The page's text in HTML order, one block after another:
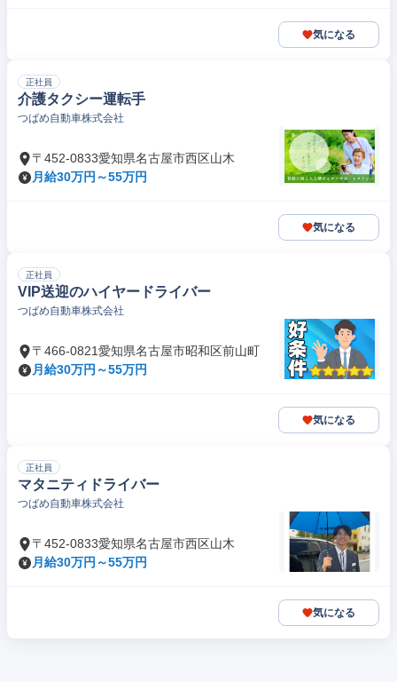
気になる
正社員
介護タクシー運転手
つばめ自動車株式会社
〒452-0833愛知県名古屋市西区山木
月給30万円～55万円
気になる
正社員
VIP送迎のハイヤードライバー
つばめ自動車株式会社
〒466-0821愛知県名古屋市昭和区前山町
月給30万円～55万円
気になる
正社員
マタニティドライバー
つばめ自動車株式会社
〒452-0833愛知県名古屋市西区山木
月給30万円～55万円
気になる